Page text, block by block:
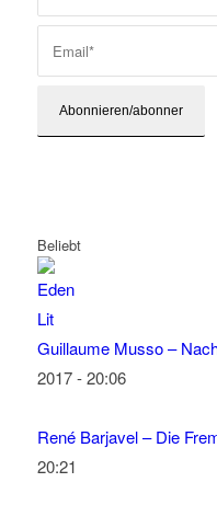
Beliebt
Guillaume Musso –
2017 - 20:06
René Barjavel – Die
20:21